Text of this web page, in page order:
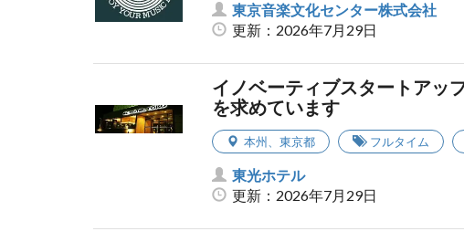
東京音楽文化センター株式会社
更新：2026年7月29日
イノベーティブスタートアッ
を求めています
本州、 東京都 フルタイム
東光ホテル
更新：2026年7月29日